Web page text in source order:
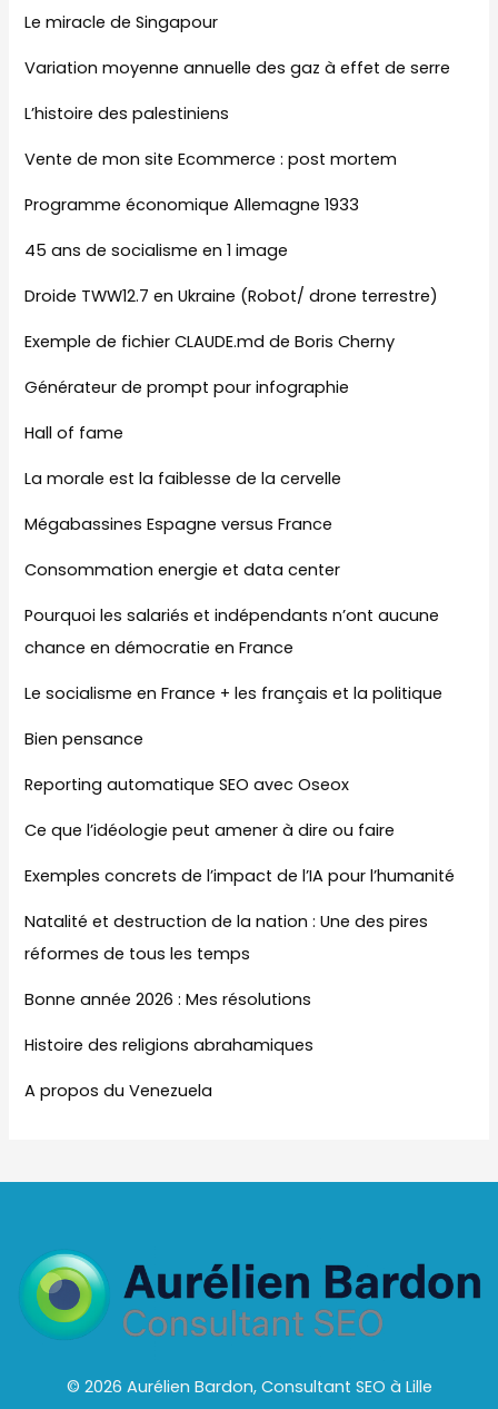
Le miracle de Singapour
Variation moyenne annuelle des gaz à effet de serre
L’histoire des palestiniens
Vente de mon site Ecommerce : post mortem
Programme économique Allemagne 1933
45 ans de socialisme en 1 image
Droide TWW12.7 en Ukraine (Robot/ drone terrestre)
Exemple de fichier CLAUDE.md de Boris Cherny
Générateur de prompt pour infographie
Hall of fame
La morale est la faiblesse de la cervelle
Mégabassines Espagne versus France
Consommation energie et data center
Pourquoi les salariés et indépendants n’ont aucune
chance en démocratie en France
Le socialisme en France + les français et la politique
Bien pensance
Reporting automatique SEO avec Oseox
Ce que l’idéologie peut amener à dire ou faire
Exemples concrets de l’impact de l’IA pour l’humanité
Natalité et destruction de la nation : Une des pires
réformes de tous les temps
Bonne année 2026 : Mes résolutions
Histoire des religions abrahamiques
A propos du Venezuela
© 2026 Aurélien Bardon, Consultant SEO à Lille